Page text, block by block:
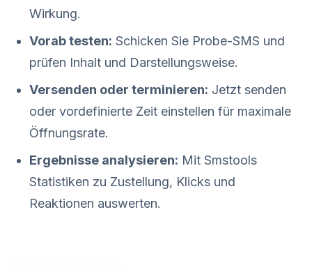
Wirkung.
Vorab testen: Schicken Sie Probe-SMS und
prüfen Inhalt und Darstellungsweise.
Versenden oder terminieren: Jetzt senden
oder vordefinierte Zeit einstellen für maximale
Öffnungsrate.
Ergebnisse analysieren: Mit Smstools
Statistiken zu Zustellung, Klicks und
Reaktionen auswerten.